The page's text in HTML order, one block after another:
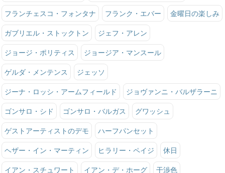
フランチェスコ・フォンタナ フランク・エバー 金曜日の楽しみ
ガブリエル・ストックトン ジェフ・アレン
ジョージ・ポリティス ジョージア・マンスール
ゲルダ・メンテンス ジェッソ
ジーナ・ロッシ・アームフィールド ジョヴァンニ・バルザラーニ
ゴンサロ・シド ゴンサロ・バルガス グワッシュ
ゲストアーティストのデモ ハーフパンセット
ヘザー・イン・マーティン ヒラリー・ペイジ 休日
イアン・スチュワート イアン・デ・ホーグ 干渉色